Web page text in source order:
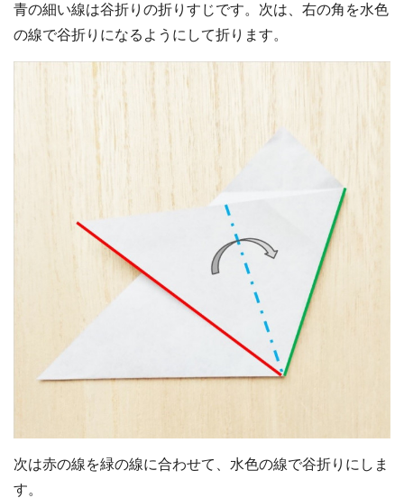
青の細い線は谷折りの折りすじです。次は、右の角を水色
の線で谷折りになるようにして折ります。
次は赤の線を緑の線に合わせて、水色の線で谷折りにしま
す。